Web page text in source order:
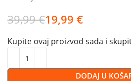
39,99€19,99 €
Kupite ovaj proizvod sada i
DODAJ U